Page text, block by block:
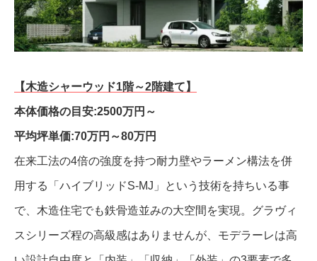
【木造シャーウッド1階～2階建て】
本体価格の目安:2500万円～
平均坪単価:70万円～80万円
在来工法の4倍の強度を持つ耐力壁やラーメン構法を併
用する「ハイブリッドS-MJ」という技術を持ちいる事
で、木造住宅でも鉄骨造並みの大空間を実現。グラヴィ
スシリーズ程の高級感はありませんが、モデラーレは高